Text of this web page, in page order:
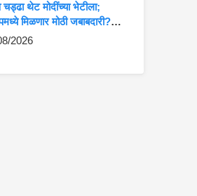
चड्ढा थेट मोदींच्या भेटीला;
मिळणार मोठी जबाबदारी?
चर्चांना उधाण
2026